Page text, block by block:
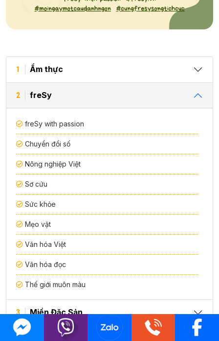
1 Ẩm thực
2 freSy
freSy with passion
Chuyển đổi số
Nông nghiệp Việt
Sơ cứu
Sức khỏe
Mẹo vặt
Văn hóa Việt
Văn hóa đọc
Thế giới muôn màu
3 Miền Đặc Sản